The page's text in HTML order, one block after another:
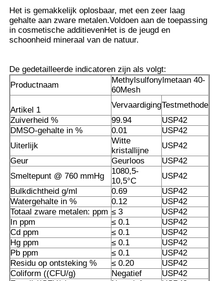
Zuivere MSM-Kristallen
Het is gemakkelijk oplosbaar, met een zeer laag
gehalte aan zware metalen.Voldoen aan de toepassing
in cosmetische additievenHet is de jeugd en
schoonheid mineraal van de natuur.
De gedetailleerde indicatoren zijn als volgt:
Productnaam
Methylsulfonylmetaan 40-
60Mesh
Artikel 1
VervaardigingTestmethode
Zuiverheid %
99.94
USP42
DMSO-gehalte in %
0.01
USP42
Uiterlijk
Witte
kristallijne
USP42
Geur
Geurloos
USP42
Smeltepunt @ 760 mmHg
1080,5-
10,5°C
USP42
Bulkdichtheid g/ml
0.69
USP42
Watergehalte in %
0.12
USP42
Totaal zware metalen: ppm ≤ 3
USP42
In ppm
≤ 0.1
USP42
Cd ppm
≤ 0.1
USP42
Hg ppm
≤ 0.1
USP42
Pb ppm
≤ 0.1
USP42
Residu op ontsteking %
≤ 0.20
USP42
Coliform ((CFU/g)
Negatief
USP42